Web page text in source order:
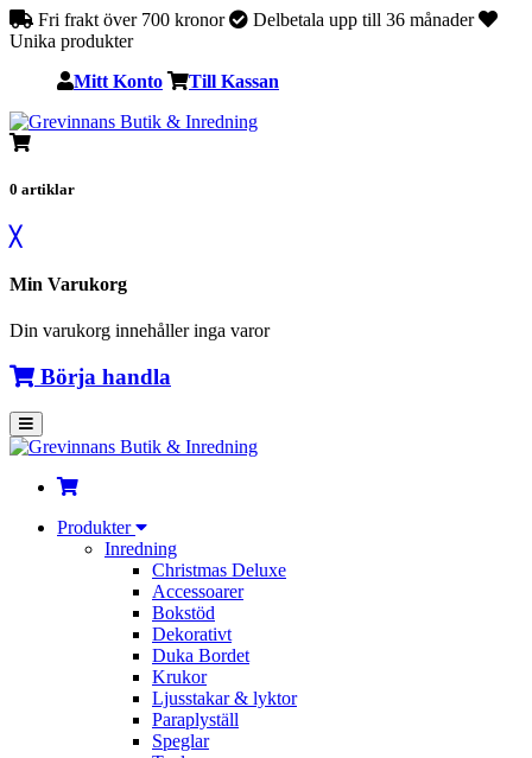
Fri frakt över 700 kronor
Delbetala upp till 36 månader
Unika produkter
Mitt Konto Till Kassan
0 artiklar
╳
Min Varukorg
Din varukorg innehåller inga varor
Börja handla
Produkter
Inredning
Christmas Deluxe
Accessoarer
Bokstöd
Dekorativt
Duka Bordet
Krukor
Ljusstakar & lyktor
Paraplyställ
Speglar